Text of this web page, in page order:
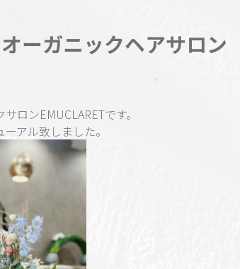
ーガニックヘアサロン
ロンEMUCLARETです。
アル致しました。